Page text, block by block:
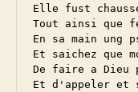
Elle fust
Tout ainsi que
En sa main ung
Et saichez que
De faire a Dieu
Et d'appeler et